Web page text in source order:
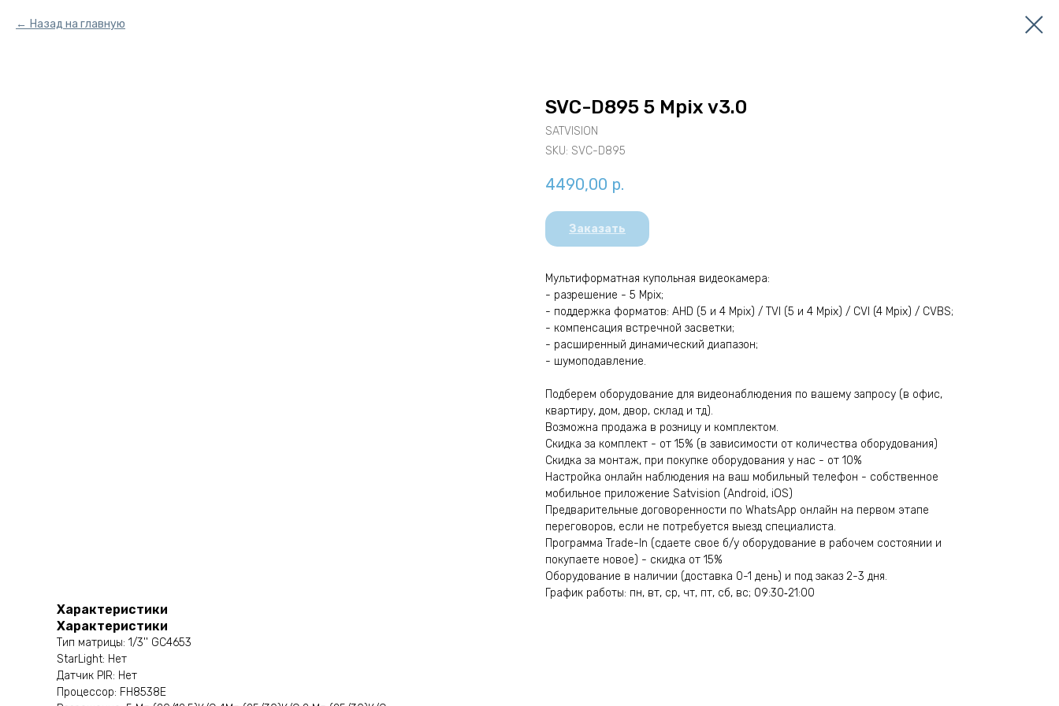
Назад на главную
SVC-D895 5 Mpix v3.0
SATVISION
SKU: SVC-D895
4490,00 р.
Заказать
Мультиформатная купольная видеокамера:
- разрешение - 5 Mpix;
- поддержка форматов: AHD (5 и 4 Mpix) / TVI (5 и 4 Mpix) / CVI (4 Mpix) / CVBS;
- компенсация встречной засветки;
- расширенный динамический диапазон;
- шумоподавление.
Подберем оборудование для видеонаблюдения по вашему запросу (в офис,
квартиру, дом, двор, склад и тд).
Возможна продажа в розницу и комплектом.
Скидка за комплект - от 15% (в зависимости от количества оборудования)
Скидка за монтаж, при покупке оборудования у нас - от 10%
Настройка онлайн наблюдения на ваш мобильный телефон - собственное
мобильное приложение Satvision (Android, iOS)
Предварительные договоренности по WhatsApp онлайн на первом этапе
переговоров, если не потребуется выезд специалиста.
Программа Trade-In (сдаете свое б/у оборудование в рабочем состоянии и
покупаете новое) - скидка от 15%
Оборудование в наличии (доставка 0-1 день) и под заказ 2-3 дня.
График работы: пн, вт, ср, чт, пт, сб, вс; 09:30‑21:00
Характеристики
Характеристики
Тип матрицы: 1/3'' GC4653
StarLight: Нет
Датчик PIR: Нет
Процессор: FH8538E